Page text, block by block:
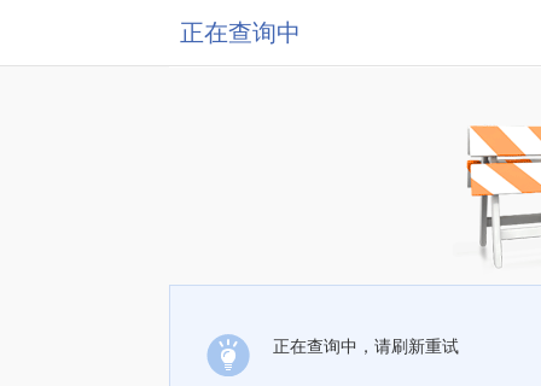
正在查询中
正在查询中，请刷新重试